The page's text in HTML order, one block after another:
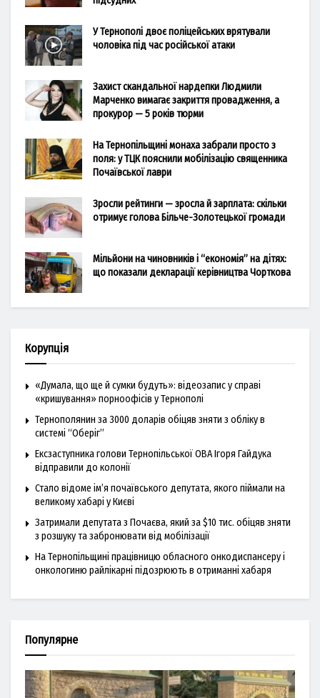
У Тернополі двоє поліцейських врятували
чоловіка під час російської атаки
Захист скандальної нардепки Людмили
Марченко вимагає закриття провадження, а
прокурор — 5 років тюрми
На Тернопільщині монаха забрали просто з
поля: у ТЦК пояснили мобілізацію священника
Почаївської лаври
Зросли рейтинги — зросла й зарплата: скільки
отримує голова Більче-Золотецької громади
Мільйони на чиновників і “економія” на дітях:
що показали декларації керівництва Чорткова
Корупція
«Думала, що ще й сумки будуть»: відеозапис у справі
«кришування» порноофісів у Тернополі
Тернополянин за 3000 доларів обіцяв зняти з обліку в
системі “Оберіг”
Ексзаступника голови Тернопільської ОВА Ігоря Гайдука
відправили до колонії
Стало відоме ім’я почаївського депутата, якого піймали на
великому хабарі у Києві
Затримали депутата з Почаєва, який за $10 тис. обіцяв зняти
з розшуку та забронювати від мобілізації
На Тернопільщині працівницю обласного онкодиспансеру і
онкологиню райлікарні підозрюють в отриманні хабаря
Популярне